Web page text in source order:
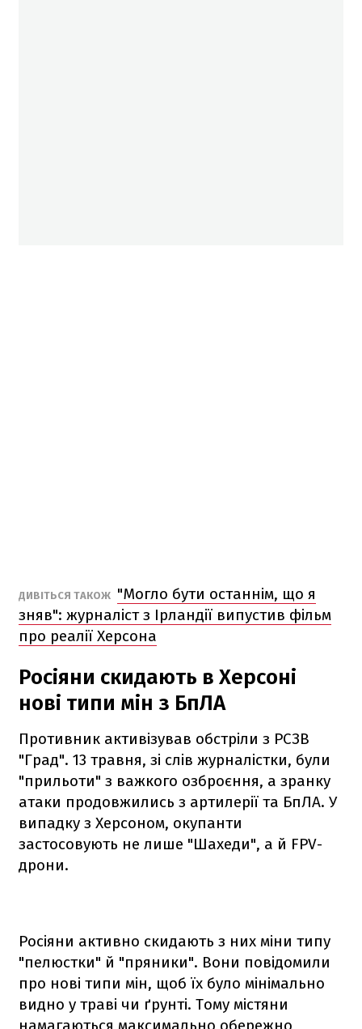
ДИВІТЬСЯ ТАКОЖ "Могло бути останнім, що я
зняв": журналіст з Ірландії випустив фільм
про реалії Херсона
Росіяни скидають в Херсоні
нові типи мін з БпЛА
Противник активізував обстріли з РСЗВ
"Град". 13 травня, зі слів журналістки, були
"прильоти" з важкого озброєння, а зранку
атаки продовжились з артилерії та БпЛА. У
випадку з Херсоном, окупанти
застосовують не лише "Шахеди", а й FPV-
дрони.
Росіяни активно скидають з них міни типу
"пелюстки" й "пряники". Вони повідомили
про нові типи мін, щоб їх було мінімально
видно у траві чи ґрунті. Тому містяни
намагаються максимально обережно